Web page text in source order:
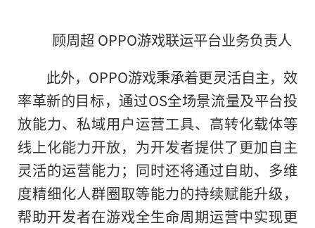
顾周超 OPPO游戏联运平台业务负责人
此外，OPPO游戏秉承着更灵活自主，效
率革新的目标，通过OS全场景流量及平台投
放能力、私域用户运营工具、高转化载体等
线上化能力开放，为开发者提供了更加自主
灵活的运营能力；同时还将通过自助、多维
度精细化人群圈取等能力的持续赋能升级，
帮助开发者在游戏全生命周期运营中实现更